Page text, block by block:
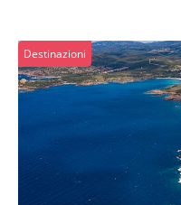
Destinazioni